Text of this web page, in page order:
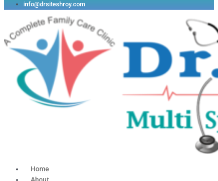
info@drsiteshroy.com
Home
About